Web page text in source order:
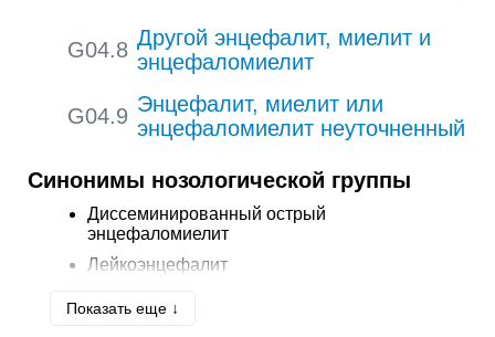
G04.8 Другой энцефалит, миелит и
энцефаломиелит
G04.9 Энцефалит, миелит или
энцефаломиелит неуточненный
Синонимы нозологической группы
Диссеминированный острый
энцефаломиелит
Лейкоэнцефалит
Показать еще ↓